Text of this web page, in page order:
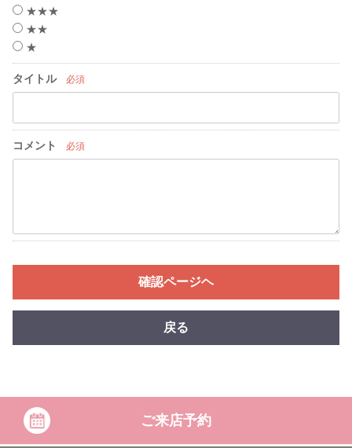
★★★
★★
★
タイトル 必須
コメント 必須
確認ページヘ
戻る
ご来店予約